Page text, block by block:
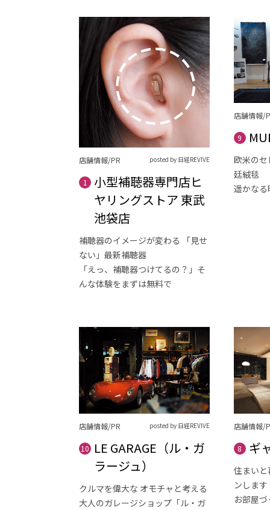
店舗情報/PR posted by 日経REVIVE
1
小型補聴器専門店ヒ
ヤリングストア 東武
池袋店
補聴器のイメージが変わる 「見せ
ない」最新補聴器
「えっ、補聴器つけてるの？」そ
んな体験をまずは無料で
店舗情報/
9
欧米のセ
廷絨毯
遥かなる
店舗情報/PR posted by 日経REVIVE
10
LE GARAGE（ル・ガ
ラージュ）
クルマを偉大な オモチャと考える
大人のガレージショップ「ル・ガ
店舗情報/
8 ギ
住まい
ンします
お部屋